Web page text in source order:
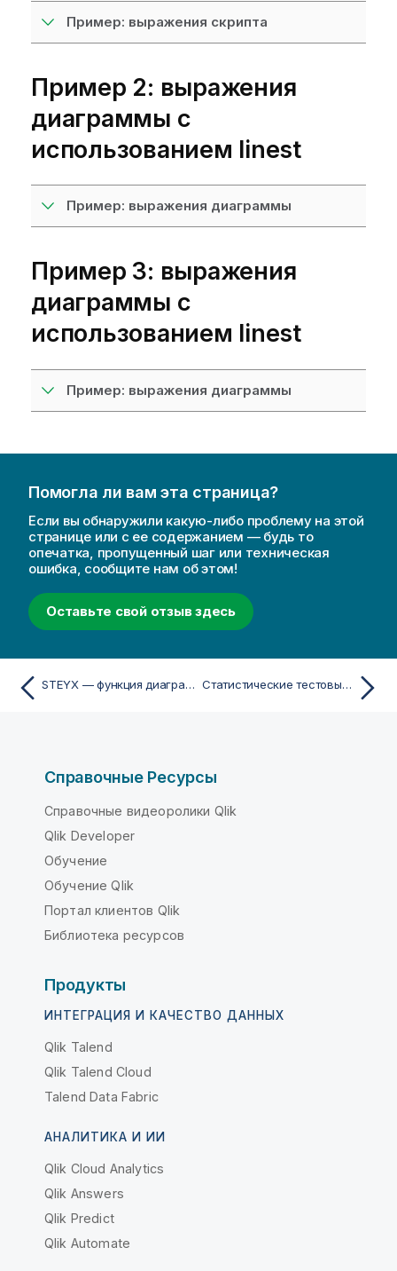
Пример: выражения скрипта
Пример 2: выражения
диаграммы с
использованием linest
Пример: выражения диаграммы
Пример 3: выражения
диаграммы с
использованием linest
Пример: выражения диаграммы
Помогла ли вам эта страница?
Если вы обнаружили какую-либо проблему на этой
странице или с ее содержанием — будь то
опечатка, пропущенный шаг или техническая
ошибка, сообщите нам об этом!
Оставьте свой отзыв здесь
STEYX — функция диаграммы Статистические тестовые функции
Справочные Ресурсы
Справочные видеоролики Qlik
Qlik Developer
Обучение
Обучение Qlik
Портал клиентов Qlik
Библиотека ресурсов
Продукты
ИНТЕГРАЦИЯ И КАЧЕСТВО ДАННЫХ
Qlik Talend
Qlik Talend Cloud
Talend Data Fabric
АНАЛИТИКА И ИИ
Qlik Cloud Analytics
Qlik Answers
Qlik Predict
Qlik Automate